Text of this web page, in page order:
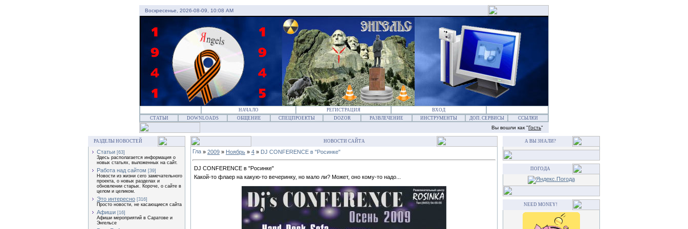
Воскресенье, 2026-08-09, 10:08 AM
НАЧАЛО РЕГИСТРАЦИЯ
ВХОД
СТАТЬИ
DOWNLOADS ОБЩЕНИЕ СПЕЦПРОЕКТЫ DOZOR РАЗВЛЕЧЕНИЕ ИНСТРУМЕНТЫ ДОП. СЕРВИСЫ ССЫЛКИ
Вы вошли как "Гость"
РАЗДЕЛЫ НОВОСТЕЙ
Статьи [63]
Здесь располагается информация о
новых статьях, выложенных на сайт.
Работа над сайтом [39]
Новости из жизни сего замечательного
проекта, о новых разделах и
обновлении старых. Короче, о сайте в
целом и целиком.
Это интересно [316]
Просто новости, не касающиеся сайта
Афиши [16]
Афиши мероприятий в Саратове и
Энгельсе
НОВОСТИ САЙТА
» 2009 » Ноябрь » 4 » DJ CONFERENCE в "Росинке"
DJ CONFERENCE в "Росинке"
Какой-то флаер на какую-то вечеринку, но мало ли? Может, оно кому-то надо...
А ВЫ ЗНАЛИ?
ПОГОДА
NEED MONEY!